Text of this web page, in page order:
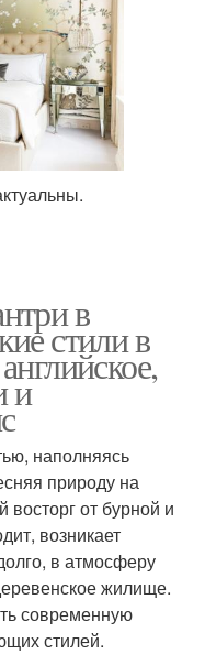
в
стили в
и
наполняясь
природу на
от бурной и
возникает
в атмосферу
жилище.
современную
стилей.